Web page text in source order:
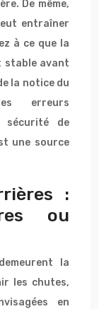
De même,
entraîner
à ce que la
stable avant
la notice du
erreurs
sécurité de
une source
:
ou
la
les chutes,
en